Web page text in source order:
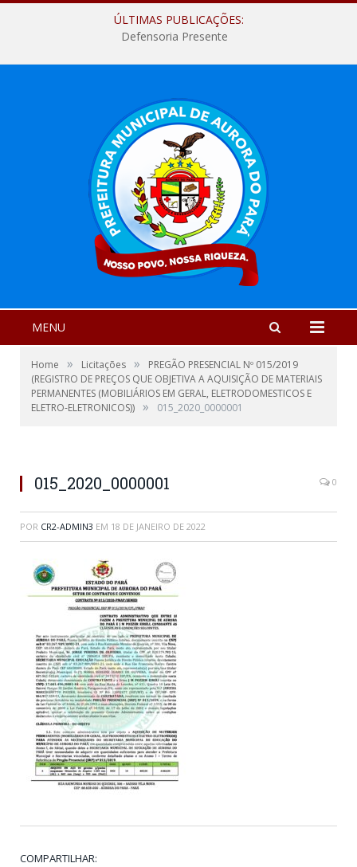
ÚLTIMAS PUBLICAÇÕES:
Defensoria Presente
MENU
Home » Licitações »
PREGÃO PRESENCIAL Nº 015/2019
(REGISTRO DE PREÇOS QUE OBJETIVA A AQUISIÇÃO DE MATERIAIS
PERMANENTES (MOBILIÁRIOS EM GERAL, ELETRODOMESTICOS E
ELETRO-ELETRONICOS)) » 015_2020_0000001
015_2020_0000001 0
POR CR2-ADMIN3 EM 18 DE JANEIRO DE 2022
COMPARTILHAR: